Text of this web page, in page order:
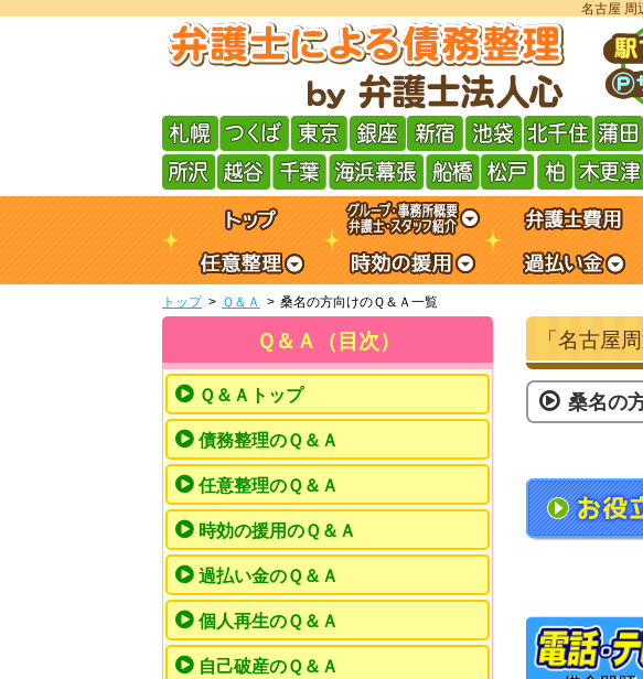
名古屋 周
トップ Ｑ＆Ａ 桑名の方向けのＱ＆Ａ一覧
「名古屋
桑名の
Ｑ＆Ａ（目次）
Ｑ＆Ａトップ
債務整理のＱ＆Ａ
任意整理のＱ＆Ａ
時効の援用のＱ＆Ａ
過払い金のＱ＆Ａ
個人再生のＱ＆Ａ
自己破産のＱ＆Ａ